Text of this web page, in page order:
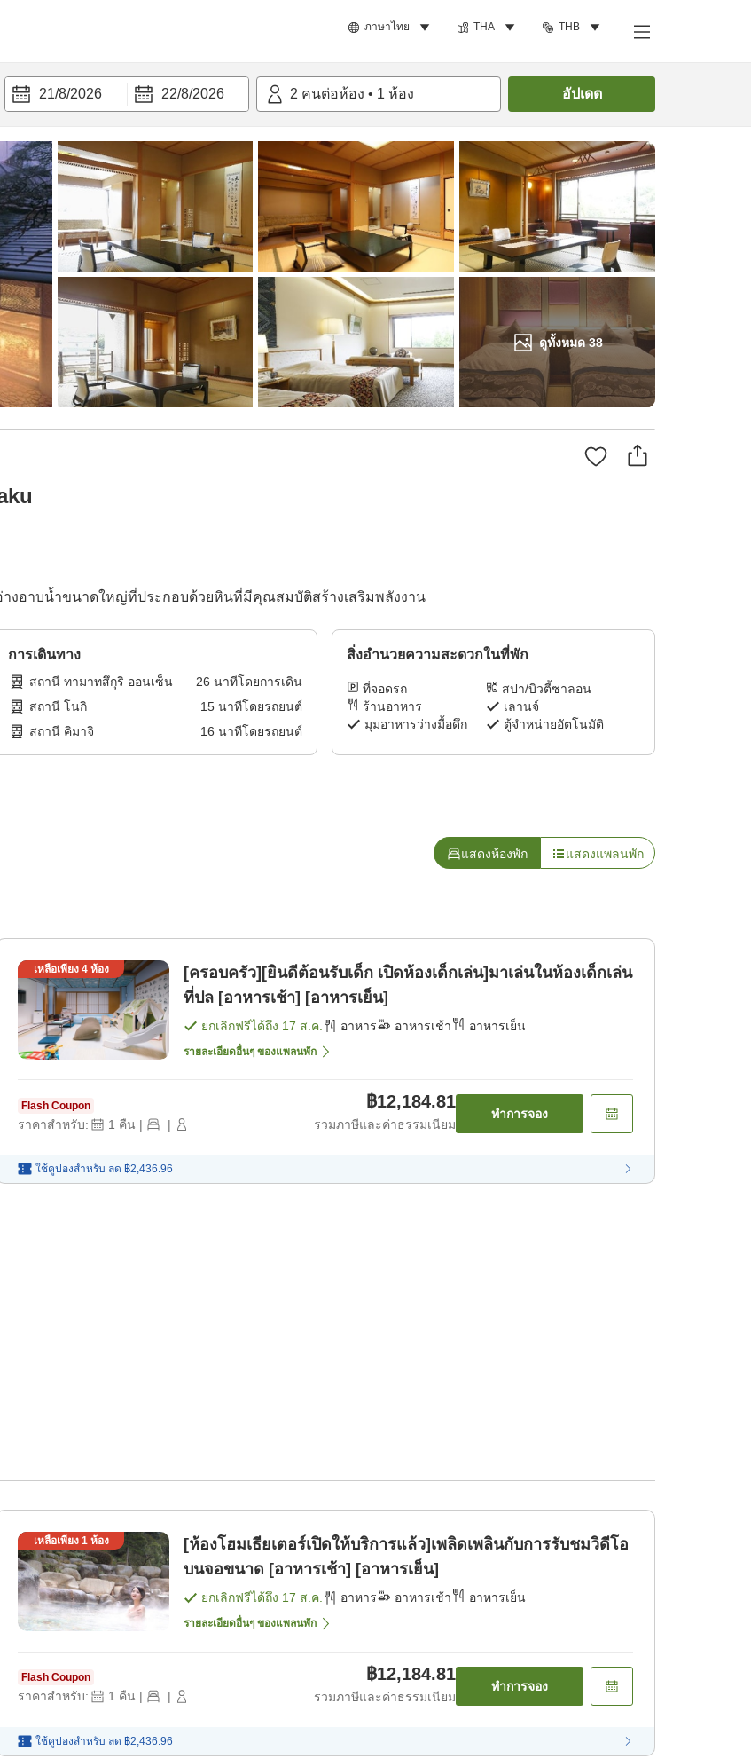
ภาษาไทย THA THB
21/8/2026 22/8/2026 2 คนต่อห้อง • 1 ห้อง อัปเดต
ดูทั้งหมด38
ค้นหาห้องพัก
างอาบน้ำขนาดใหญ่ที่ประกอบด้วยหินที่มีคุณสมบัติสร้างเสริมพลังงาน
การเดินทาง
สถานี ทามาทสึกุุริ ออนเซ็น 26 นาทีโดยการเดิน
สถานี โนกิ
15นาทีโดยรถยนต์
สถานี คิมาจิ
16 นาทีโดยรถยนต์
สิ่งอำนวยความสะดวกในที่พัก
ที่จอดรถ
สปา/บิวตี้ซาลอน
ร้านอาหาร
เลานจ์
มุมอาหารว่างมื้อดึก
ตู้จำหน่ายอัตโนมัติ
แสดงห้องพัก แสดงแพลนพัก
เหลือเพียง 4ห้อง
[ครอบครัว][ยินดีต้อนรับเด็ก เปิดห้องเด็กเล่น]มาเล่นในห้องเด็กเล่น
ที่ปล [อาหารเช้า] [อาหารเย็น]
ยกเลิกฟรีได้ถึง 17 ส.ค. อาหาร อาหารเช้า อาหารเย็น
รายละเอียดอื่นๆ ของแพลนพัก
Flash Coupon
ราคาสำหรับ: 1 คืน | |
฿12,184.81
รวมภาษีและค่าธรรมเนียม
ทำการจอง
ใช้คูปองสำหรับ ลด ฿2,436.96
เหลือเพียง 1ห้อง
[ห้องโฮมเธียเตอร์เปิดให้บริการแล้ว]เพลิดเพลินกับการรับชมวิดีโอ
บนจอขนาด [อาหารเช้า] [อาหารเย็น]
ยกเลิกฟรีได้ถึง 17 ส.ค. อาหาร อาหารเช้า อาหารเย็น
รายละเอียดอื่นๆ ของแพลนพัก
Flash Coupon
ราคาสำหรับ: 1 คืน | |
฿12,184.81
รวมภาษีและค่าธรรมเนียม
ทำการจอง
ใช้คูปองสำหรับ ลด ฿2,436.96